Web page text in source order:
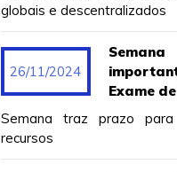
globais e descentralizados
26/11/2024
Exame
Semana traz prazo
recursos